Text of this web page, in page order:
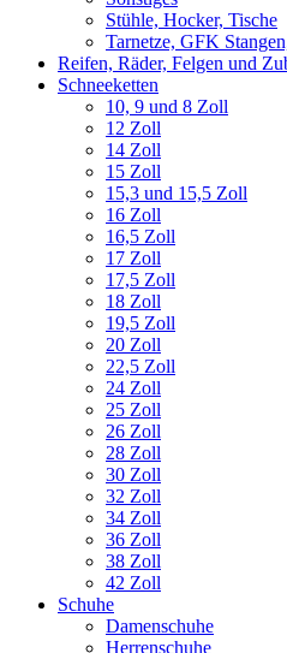
Stühle, Hocker, Tische
Tarnetze, GFK
Reifen, Räder, Felgen und
Schneeketten
10, 9 und 8 Zoll
12 Zoll
14 Zoll
15 Zoll
15,3 und 15,5 Zoll
16 Zoll
16,5 Zoll
17 Zoll
17,5 Zoll
18 Zoll
19,5 Zoll
20 Zoll
22,5 Zoll
24 Zoll
25 Zoll
26 Zoll
28 Zoll
30 Zoll
32 Zoll
34 Zoll
36 Zoll
38 Zoll
42 Zoll
Schuhe
Damenschuhe
Herrenschuhe